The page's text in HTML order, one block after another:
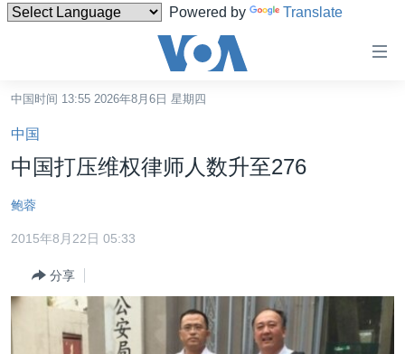
Powered by Translate
碍
链
接
转
内
转
台湾
港澳
国际
最新国际新闻
分类新闻
经济·金融·贸易
美中关系
中国时间 13:55 2026年8月6日 星期四
中国
中国打压维权律师人数升至276
鲍蓉
2015年8月22日 05:33
分享